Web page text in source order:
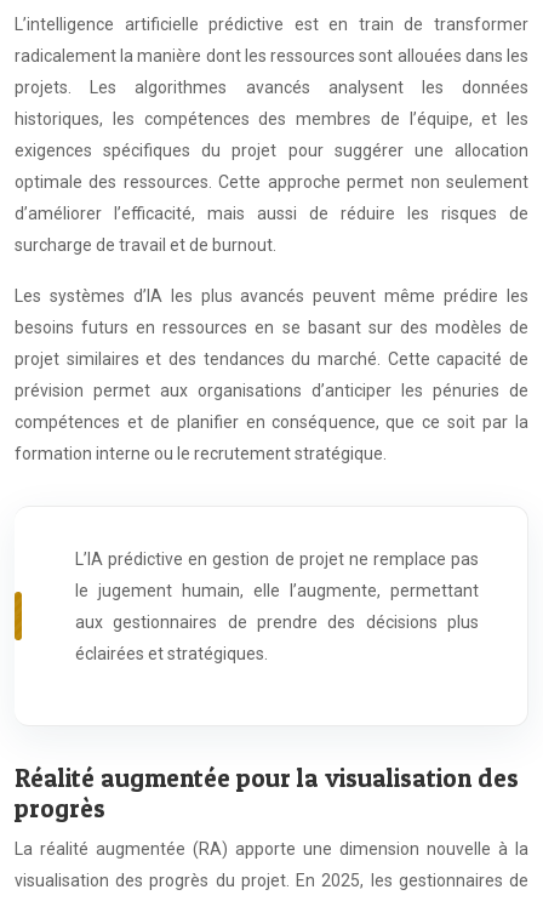
L’intelligence artificielle prédictive est en train de transformer
radicalement la manière dont les ressources sont allouées dans les
projets. Les algorithmes avancés analysent les données
historiques, les compétences des membres de l’équipe, et les
exigences spécifiques du projet pour suggérer une allocation
optimale des ressources. Cette approche permet non seulement
d’améliorer l’efficacité, mais aussi de réduire les risques de
surcharge de travail et de burnout.
Les systèmes d’IA les plus avancés peuvent même prédire les
besoins futurs en ressources en se basant sur des modèles de
projet similaires et des tendances du marché. Cette capacité de
prévision permet aux organisations d’anticiper les pénuries de
compétences et de planifier en conséquence, que ce soit par la
formation interne ou le recrutement stratégique.
L’IA prédictive en gestion de projet ne remplace pas
le jugement humain, elle l’augmente, permettant
aux gestionnaires de prendre des décisions plus
éclairées et stratégiques.
Réalité augmentée pour la visualisation des
progrès
La réalité augmentée (RA) apporte une dimension nouvelle à la
visualisation des progrès du projet. En 2025, les gestionnaires de